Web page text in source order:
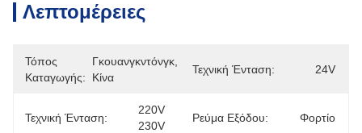
Λεπτομέρειες
Τόπος
Καταγωγής:
Γκουανγκντόνγκ,
Κίνα
Τεχνική Ένταση: 24V
Τεχνική Ένταση:
220V
230V
Ρεύμα Εξόδου: Φορτίο